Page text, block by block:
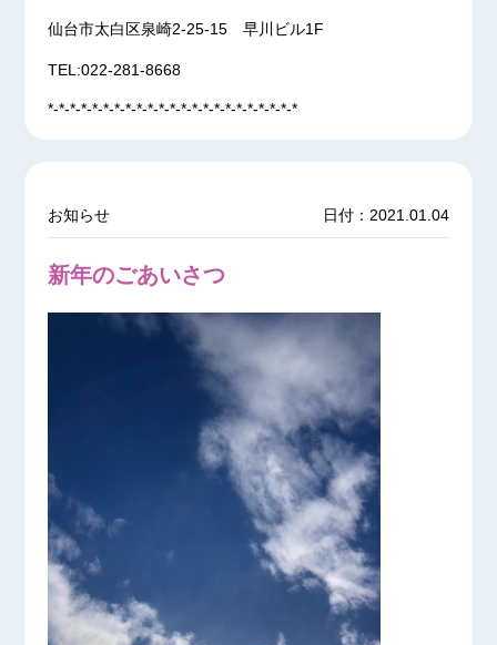
仙台市太白区泉崎2-25-15 早川ビル1F
TEL:022-281-8668
*-*-*-*-*-*-*-*-*-*-*-*-*-*-*-*-*-*-*-*-*-*-*
お知らせ 日付：2021.01.04
新年のごあいさつ